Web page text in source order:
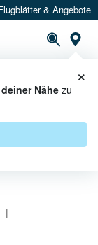
& Angebote
Nähe zu
×